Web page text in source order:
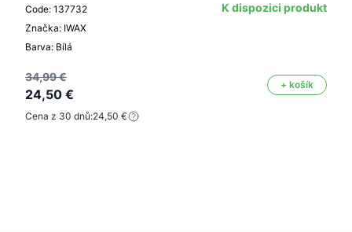
Code: 137732
Značka: IWAX
Barva: Bílá
K dispozici produkt
34,99 €
24,50 €
+ košík
Cena z 30 dnů:24,50 €